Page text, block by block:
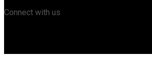
Connect with us